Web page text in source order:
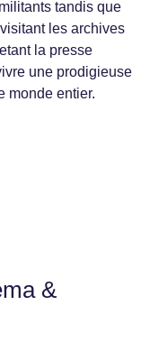
tandis que
les archives
la presse
une prodigieuse
monde entier.
&